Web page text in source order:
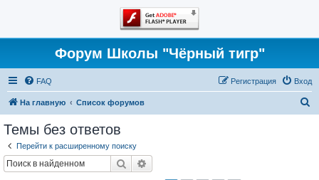
Форум Школы "Чёрный тигр"
FAQ Вход
Регистрация
На главную Список форумов
Темы без ответов
Перейти к расширенному поиску
Поиск